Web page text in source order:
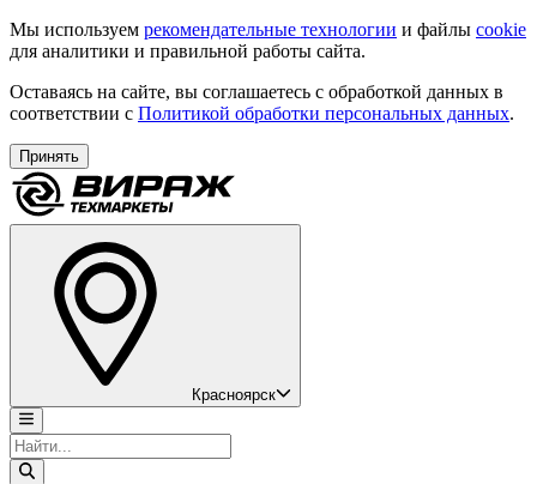
Мы используем рекомендательные технологии и файлы cookie
для аналитики и правильной работы сайта.
Оставаясь на сайте, вы соглашаетесь с обработкой данных в
соответствии с Политикой обработки персональных данных.
Принять
Красноярск